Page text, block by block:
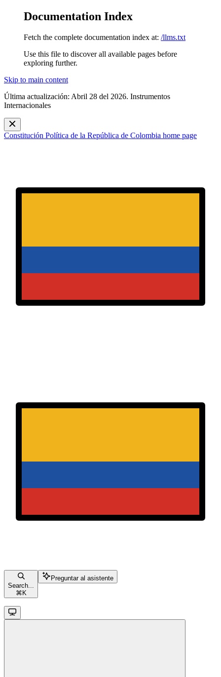
Documentation Index
Fetch the complete documentation index at: /llms.txt
Use this file to discover all available pages before
exploring further.
Skip to main content
Última actualización: Abril 28 del 2026. Instrumentos
Internacionales
Constitución Política de la República de Colombia home page
Search...
⌘ K
Preguntar al asistente